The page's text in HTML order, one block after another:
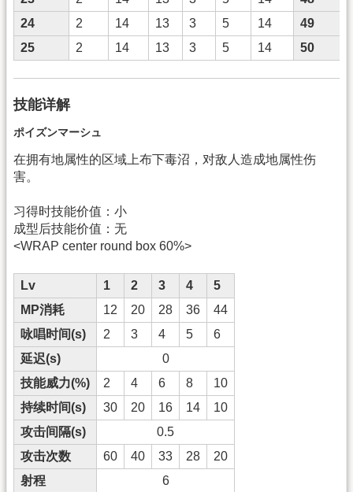
24
2 14 13 3 5 14
49
25
2 14 13 3 5 14 50
技能详解
ポイズンマーシュ
在拥有地属性的区域上布下毒沼，对敌人造成地属性伤
害。
习得时技能价值：小
成型后技能价值：无
<WRAP center round box 60%>
Lv 1 2 3 4
5
MP消耗
12 20 28 36
44
咏唱时间(s)
2 3 4 5
6
延迟(s)
0
技能威力(%)
2 4 6 8
10
持续时间(s)
30 20 16 14
10
攻击间隔(s)
0.5
攻击次数
60 40 33 28
20
射程
6